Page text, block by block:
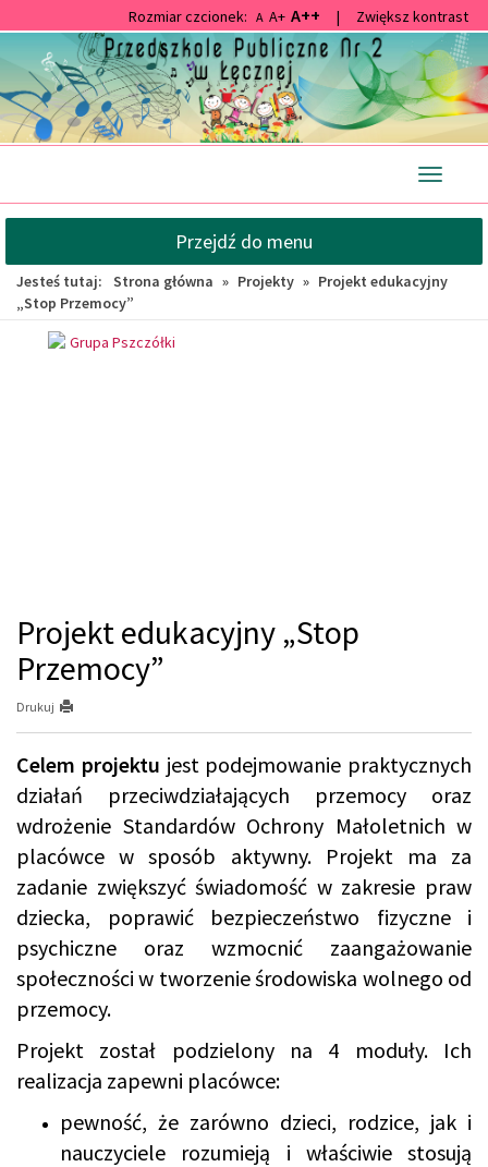
głównej
treści
wyszukiwarki
Rozmiar czcionek: A A+ A++ | Zwiększ kontrast
Przełącz
Przejdź do menu
Jesteś tutaj: Strona główna » Projekty » Projekt edukacyjny
„Stop Przemocy”
Projekt edukacyjny „Stop
Przemocy”
Drukuj
Celem projektu jest podejmowanie praktycznych
działań przeciwdziałających przemocy oraz
wdrożenie Standardów Ochrony Małoletnich w
placówce w sposób aktywny. Projekt ma za
zadanie zwiększyć świadomość w zakresie praw
dziecka, poprawić bezpieczeństwo fizyczne i
psychiczne oraz wzmocnić zaangażowanie
społeczności w tworzenie środowiska wolnego od
przemocy.
Projekt został podzielony na 4 moduły. Ich
realizacja zapewni placówce:
pewność, że zarówno dzieci, rodzice, jak i
nauczyciele rozumieją i właściwie stosują